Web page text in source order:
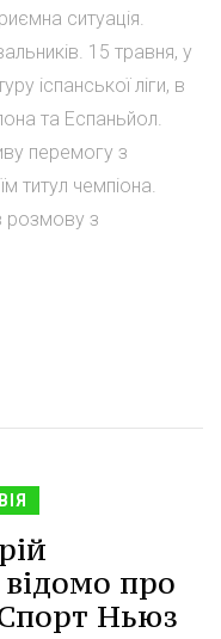
ситуація.
15 травня, у
іспанської ліги, в
та Еспаньйол.
перемогу з
титул чемпіона.
розмову з
про
Ньюз